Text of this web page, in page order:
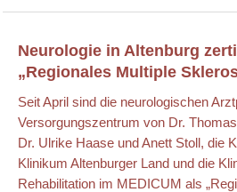
Neurologie in Altenburg
„Regionales Multiple
Seit April sind die neurologischen
Versorgungszentrum von Dr.
Dr. Ulrike Haase und Anett Stoll, die
Klinikum Altenburger Land und die
Rehabilitation im MEDICUM als